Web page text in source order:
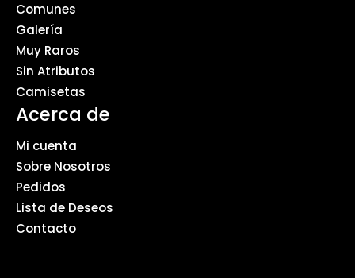
Comunes
Galería
Muy Raros
Sin Atributos
Camisetas
Acerca de
Mi cuenta
Sobre Nosotros
Pedidos
Lista de Deseos
Contacto